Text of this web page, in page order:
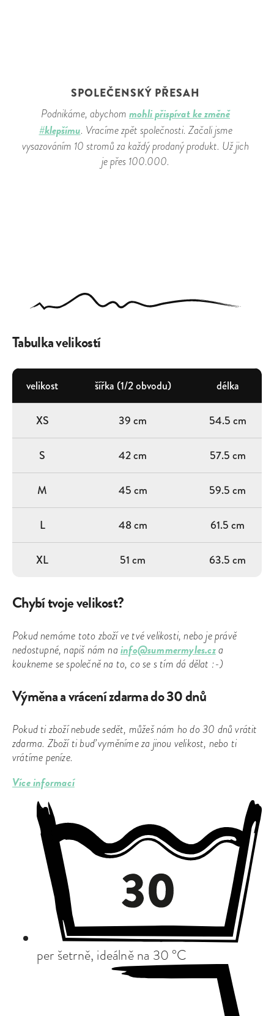
SPOLEČENSKÝ PŘESAH
Podnikáme, abychom mohli přispívat ke změně
#klepšímu. Vracíme zpět společnosti. Začali jsme
vysazováním 10 stromů za každý prodaný produkt. Už jich
je přes 100.000.
Tabulka velikostí
velikost šířka (1/2 obvodu) délka
XS 39 cm 54.5 cm
S 42 cm 57.5 cm
M 45 cm 59.5 cm
L 48 cm 61.5 cm
XL 51 cm 63.5 cm
Chybí tvoje velikost?
Pokud nemáme toto zboží ve tvé velikosti, nebo je právě
nedostupné, napiš nám na info@summermyles.cza
koukneme se společně na to, co se s tím dá dělat :-)
Výměna a vrácení zdarma do 30 dnů
Pokud ti zboží nebude sedět, můžeš nám ho do 30 dnů vrátit
zdarma. Zboží ti buď vyměníme za jinou velikost, nebo ti
vrátíme peníze.
Více informací
per šetrně, ideálně na 30 °C